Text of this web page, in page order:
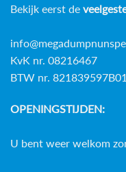
Bekijk eerst de
KvK nr. 08216467
BTW nr. 821839597B01
OPENINGSTIJDEN:
U bent weer welkom